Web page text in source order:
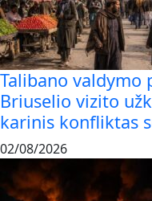
Talibano valdymo
Briuselio vizito
karinis konfliktas
02/08/2026